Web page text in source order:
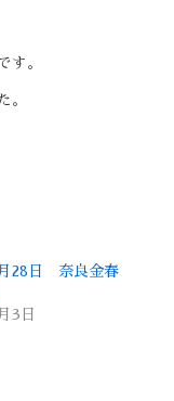
す。
。
28日 奈良金春
3日